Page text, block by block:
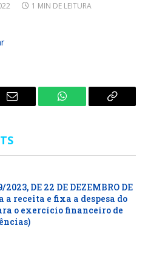
1 MIN DE LEITURA
E-
WhatsApp Copiar
DE 22 DE DEZEMBRO DE
a receita e fixa a despesa do
o exercício financeiro de